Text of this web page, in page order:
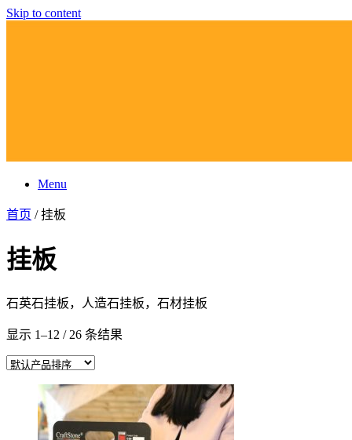
Skip to content
Menu
首页 / 挂板
挂板
石英石挂板，人造石挂板，石材挂板
显示 1–12 / 26 条结果